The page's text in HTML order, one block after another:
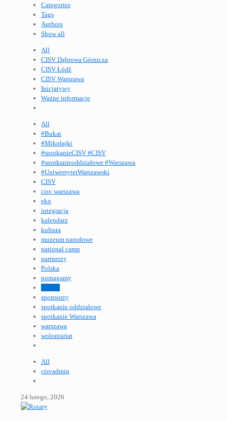
Categories
Tags
Authors
Show all
All
CISV Dąbrowa Górnicza
CISV Łódź
CISV Warszawa
Inicjatywy
Ważne informacje
All
#Bukat
#Mikołajki
#spotkanieCISV #CISV
#spotkanieoddziałowe #Warszawa
#UniwersytetWarszawski
CISV
cisv warszawa
eko
integracja
kalendarz
kultura
muzeum narodowe
national camp
partnerzy
Polska
pomagamy
sponsorzy
spotkanie oddziałowe
spotkanie Warszawa
warszawa
wolontariat
All
cisvadmin
24 lutego, 2026